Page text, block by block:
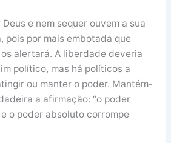
e nem sequer ouvem a sua
pois por mais embotada que
alertará. A liberdade deveria
político, mas há políticos a
ou manter o poder. Mantém-
a afirmação: “o poder
o poder absoluto corrompe